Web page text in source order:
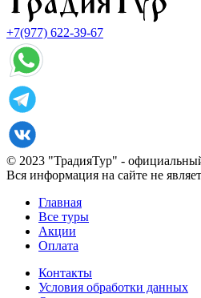
+7(977) 622-39-67
© 2023 "ТрадияТур" -
Вся информация на сайте не
Главная
Все туры
Акции
Оплата
Контакты
Условия обработки данных